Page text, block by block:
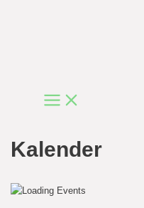
Main
Menu
Kalender